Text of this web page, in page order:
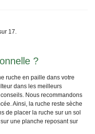
17.
?
ruche en paille dans votre
dans les meilleurs
Nous recommandons
Ainsi, la ruche reste sèche
de placer la ruche sur un sol
une planche reposant sur